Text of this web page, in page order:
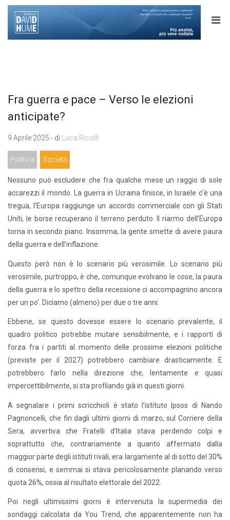
Fra guerra e pace – Verso le elezioni
anticipate?
9 Aprile 2025 - di Luca Ricolfi
Politica Società
Nessuno può escludere che fra qualche mese un raggio di sole
accarezzi il mondo. La guerra in Ucraina finisce, in Israele c’è una
tregua, l’Europa raggiunge un accordo commerciale con gli Stati
Uniti, le borse recuperano il terreno perduto. Il riarmo dell’Europa
torna in secondo piano. Insomma, la gente smette di avere paura
della guerra e dell’inflazione.
Questo però non è lo scenario più verosimile. Lo scenario più
verosimile, purtroppo, è che, comunque evolvano le cose, la paura
della guerra e lo spettro della recessione ci accompagnino ancora
per un po’. Diciamo (almeno) per due o tre anni.
Ebbene, se questo dovesse essere lo scenario prevalente, il
quadro politico potrebbe mutare sensibilmente, e i rapporti di
forza fra i partiti al momento delle prossime elezioni politiche
(previste per il 2027) potrebbero cambiare drasticamente. E
potrebbero farlo nella direzione che, lentamente e quasi
impercettibilmente, si sta profilando già in questi giorni.
A segnalare i primi scricchioli è stato l’istituto Ipsos di Nando
Pagnoncelli, che fin dagli ultimi giorni di marzo, sul Corriere della
Sera, avvertiva che Fratelli d’Italia stava perdendo colpi e
soprattutto che, contrariamente a quanto affermato dalla
maggior parte degli istituti rivali, era largamente al di sotto del 30%
di consensi, e semmai si stava pericolosamente planando verso
quota 26%, ossia al risultato elettorale del 2022.
Poi negli ultimissimi giorni è intervenuta la supermedia dei
sondaggi calcolata da You Trend, che apparentemente non ha